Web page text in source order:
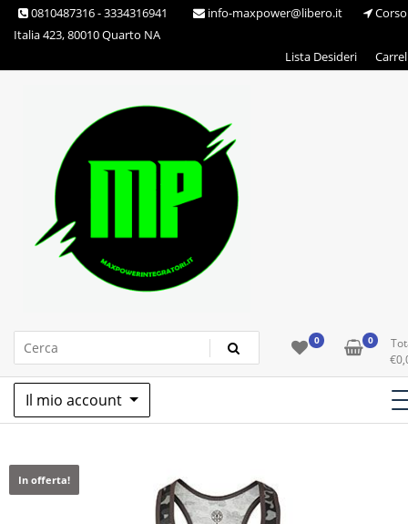
Skip 0810487316 - 3334316941 info-maxpower@libero.it
Corso
Italia 423, 80010 Quarto NA
Lista Desideri
Max Power Integratori 0 0
€
Il mio account
In offerta!